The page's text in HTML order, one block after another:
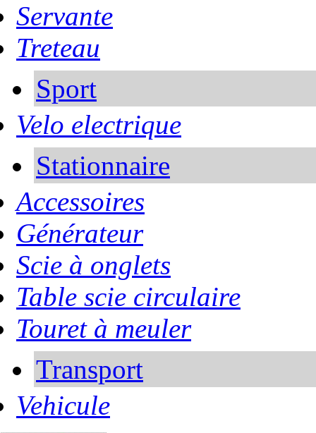
Servante
Treteau
Sport
Velo electrique
Stationnaire
Accessoires
Générateur
Scie à onglets
Table scie circulaire
Touret à meuler
Transport
Vehicule